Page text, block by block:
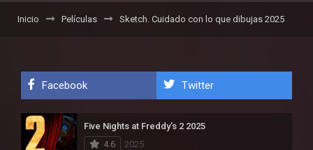
Inicio Películas Sketch. Cuidado con lo que dibujas 2025
Facebook Twitter
Five Nights at Freddy’s 2 2025
4.6
2025